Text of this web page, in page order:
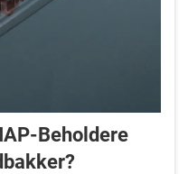
Beholdere